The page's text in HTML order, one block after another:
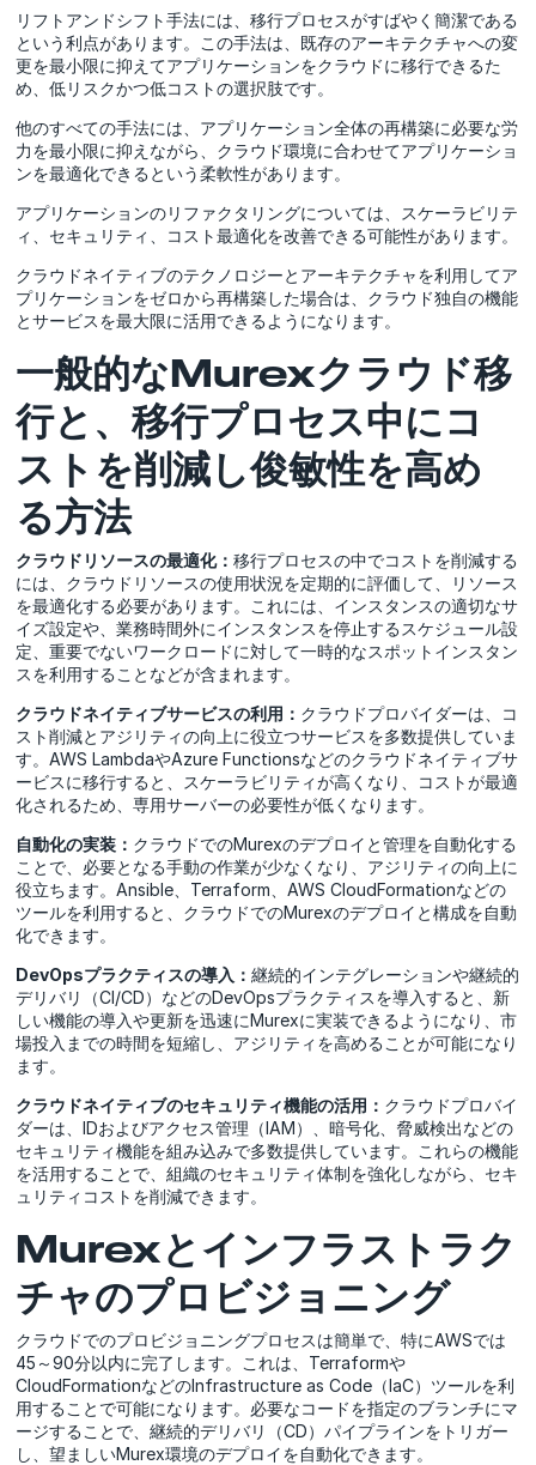
リフトアンドシフト手法には、移行プロセスがすばやく簡潔である
という利点があります。この手法は、既存のアーキテクチャへの変
更を最小限に抑えてアプリケーションをクラウドに移行できるた
め、低リスクかつ低コストの選択肢です。
他のすべての手法には、アプリケーション全体の再構築に必要な労
力を最小限に抑えながら、クラウド環境に合わせてアプリケーショ
ンを最適化できるという柔軟性があります。
アプリケーションのリファクタリングについては、スケーラビリテ
ィ、セキュリティ、コスト最適化を改善できる可能性があります。
クラウドネイティブのテクノロジーとアーキテクチャを利用してア
プリケーションをゼロから再構築した場合は、クラウド独自の機能
とサービスを最大限に活用できるようになります。
一般的なMurexクラウド移
行と、移行プロセス中にコ
ストを削減し俊敏性を高め
る方法
クラウドリソースの最適化：移行プロセスの中でコストを削減する
には、クラウドリソースの使用状況を定期的に評価して、リソース
を最適化する必要があります。これには、インスタンスの適切なサ
イズ設定や、業務時間外にインスタンスを停止するスケジュール設
定、重要でないワークロードに対して一時的なスポットインスタン
スを利用することなどが含まれます。
クラウドネイティブサービスの利用： クラウドプロバイダーは、コ
スト削減とアジリティの向上に役立つサービスを多数提供していま
す。AWS LambdaやAzure Functionsなどのクラウドネイティブサ
ービスに移行すると、スケーラビリティが高くなり、コストが最適
化されるため、専用サーバーの必要性が低くなります。
自動化の実装： クラウドでのMurexのデプロイと管理を自動化する
ことで、必要となる手動の作業が少なくなり、アジリティの向上に
役立ちます。Ansible、Terraform、AWS CloudFormationなどの
ツールを利用すると、クラウドでのMurexのデプロイと構成を自動
化できます。
DevOpsプラクティスの導入：継続的インテグレーションや継続的
デリバリ（CI/CD）などのDevOpsプラクティスを導入すると、新
しい機能の導入や更新を迅速にMurexに実装できるようになり、市
場投入までの時間を短縮し、アジリティを高めることが可能になり
ます。
クラウドネイティブのセキュリティ機能の活用： クラウドプロバイ
ダーは、IDおよびアクセス管理（IAM）、暗号化、脅威検出などの
セキュリティ機能を組み込みで多数提供しています。これらの機能
を活用することで、組織のセキュリティ体制を強化しながら、セキ
ュリティコストを削減できます。
Murexとインフラストラク
チャのプロビジョニング
クラウドでのプロビジョニングプロセスは簡単で、特にAWSでは
45～90分以内に完了します。これは、Terraformや
CloudFormationなどのInfrastructure as Code（IaC）ツールを利
用することで可能になります。必要なコードを指定のブランチにマ
ージすることで、継続的デリバリ（CD）パイプラインをトリガー
し、望ましいMurex環境のデプロイを自動化できます。